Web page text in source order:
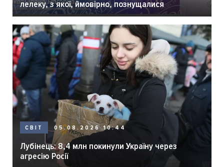
лелеку, з якої, ймовірно, познущалися
СВІТ 05.08.2026 10:44
Лубінець: 8,4 млн покинули Україну через
агресію Росії